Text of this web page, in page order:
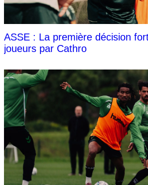
ASSE : La première décision
joueurs par Cathro